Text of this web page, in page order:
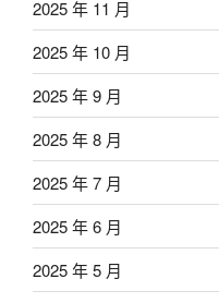
2025 年 11 月
2025 年 10 月
2025 年 9 月
2025 年 8 月
2025 年 7 月
2025 年 6 月
2025 年 5 月